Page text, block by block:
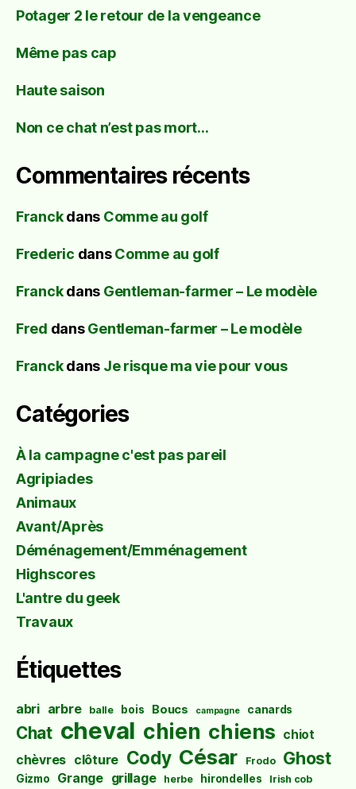
Potager 2 le retour de la vengeance
Même pas cap
Haute saison
Non ce chat n’est pas mort…
Commentaires récents
Franckdans Comme au golf
Frederic dansComme au golf
Franckdans Gentleman-farmer – Le modèle
Fred dansGentleman-farmer – Le modèle
Franckdans Je risque ma vie pour vous
Catégories
À la campagne c'est pas pareil
Agripiades
Animaux
Avant/Après
Déménagement/Emménagement
Highscores
L'antre du geek
Travaux
Étiquettes
abri arbre balle bois Boucs campagne canards
Chat cheval chien chiens chiot
chèvres clôture Cody César Frodo Ghost
Gizmo Grange grillage herbe hirondelles Irish cob